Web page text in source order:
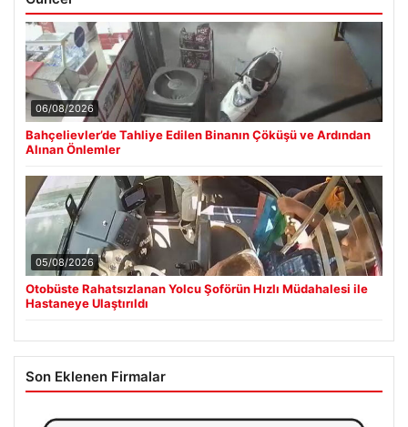
06/08/2026
Bahçelievler’de Tahliye Edilen Binanın Çöküşü ve Ardından
Alınan Önlemler
05/08/2026
Otobüste Rahatsızlanan Yolcu Şoförün Hızlı Müdahalesi ile
Hastaneye Ulaştırıldı
Son Eklenen Firmalar